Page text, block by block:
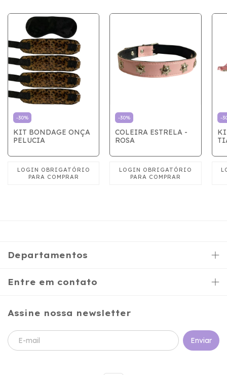
-30%
KIT BONDAGE ONÇA
PELUCIA
-30%
COLEIRA ESTRELA -
ROSA
-
Departamentos
Entre em contato
Assine nossa newsletter